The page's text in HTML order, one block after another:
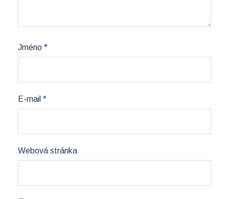
Jméno *
E-mail *
Webová stránka